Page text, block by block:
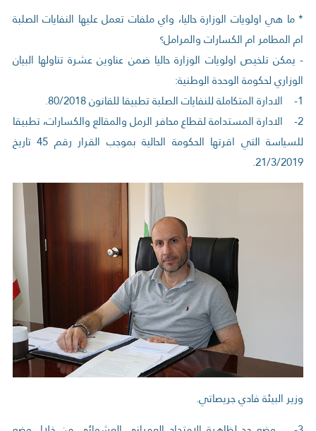
* ما هي اولويات الوزارة حاليا، واي ملفات تعمل عليها النفايات الصلبة
ام المطامر ام الكسارات والمرامل؟
- يمكن تلخيص اولويات الوزارة حاليا ضمن عناوين عشرة تناولها البيان
الوزاري لحكومة الوحدة الوطنية:
1- الادارة المتكاملة للنفايات الصلبة تطبيقا للقانون 80/2018.
2- الادارة المستدامة لقطاع محافر الرمل والمقالع والكسارات، تطبيقا
للسياسة التي اقرتها الحكومة الحالية بموجب القرار رقم 45 تاريخ
21/3/2019.
وزير البيئة فادي جريصاتي.